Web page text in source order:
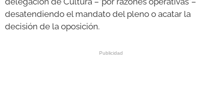
desatendiendo el mandato del pleno o acatar la
decisión de la oposición.